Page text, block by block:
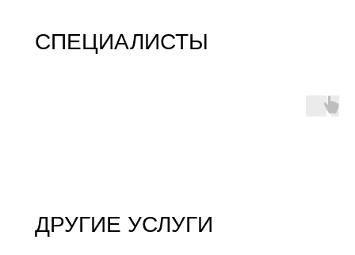
СПЕЦИАЛИСТЫ
ДРУГИЕ УСЛУГИ